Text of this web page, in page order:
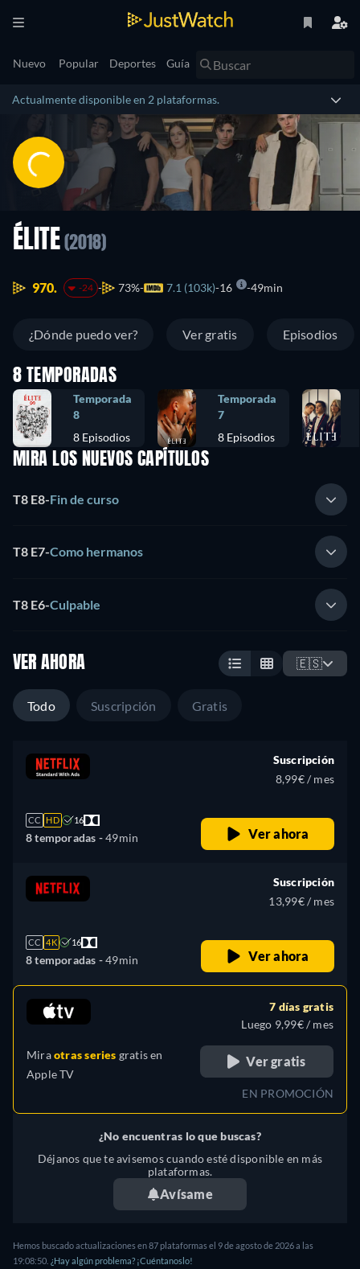
Nuevo Popular Deportes Guía
Actualmente disponible en 2 plataformas.
ÉLITE (2018)
970. -24 73% 7.1 (103k) 16 49min
¿Dónde puedo ver? Ver gratis Episodios
8 TEMPORADAS
Temporada
8
8 Episodios
Temporada
7
8 Episodios
MIRA LOS NUEVOS CAPÍTULOS
T8 E8-Fin de curso
T8 E7-Como hermanos
T8 E6-Culpable
VER AHORA 🇪🇸
Todo Suscripción Gratis
CC HD 16
8 temporadas -49min
Suscripción
8,99€ / mes
Ver ahora
CC 4K 16
8 temporadas -49min
Suscripción
13,99€ / mes
Ver ahora
Miraotras series gratis en
Apple TV
7 días gratis
Luego 9,99€ / mes
Ver gratis
EN PROMOCIÓN
¿No encuentras lo que buscas?
Déjanos que te avisemos cuando esté disponible en más
plataformas.
Avísame
Hemos buscado actualizaciones en87plataformas el 9 de agosto de 2026a las
19:08:50 ¿Hay algún problema? ¡Cuéntanoslo!